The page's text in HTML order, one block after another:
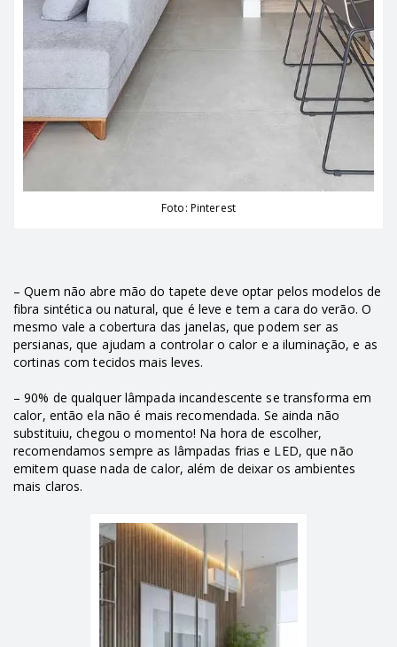
Foto: Pinterest
– Quem não abre mão do tapete deve optar pelos modelos de
fibra sintética ou natural, que é leve e tem a cara do verão. O
mesmo vale a cobertura das janelas, que podem ser as
persianas, que ajudam a controlar o calor e a iluminação, e as
cortinas com tecidos mais leves.
– 90% de qualquer lâmpada incandescente se transforma em
calor, então ela não é mais recomendada. Se ainda não
substituiu, chegou o momento! Na hora de escolher,
recomendamos sempre as lâmpadas frias e LED, que não
emitem quase nada de calor, além de deixar os ambientes
mais claros.